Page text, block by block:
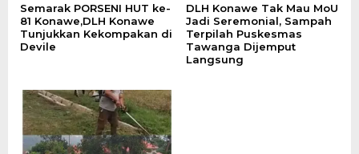
Semarak PORSENI HUT ke-
81 Konawe,DLH Konawe
Tunjukkan Kekompakan di
Devile
DLH Konawe Tak Mau MoU
Jadi Seremonial, Sampah
Terpilah Puskesmas
Tawanga Dijemput
Langsung